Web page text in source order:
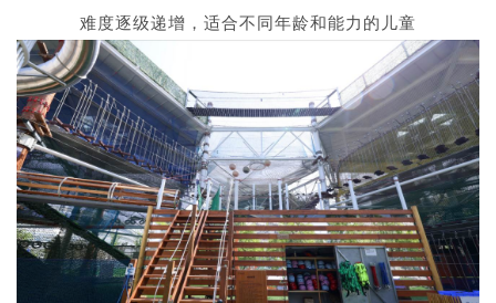
难度逐级递增，适合不同年龄和能力的儿童